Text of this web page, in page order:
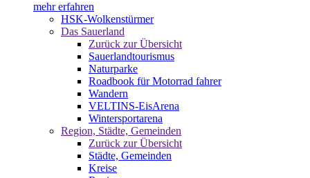
mehr erfahren
HSK-Wolkenstürmer
Das Sauerland
Zurück zur Übersicht
Sauerlandtourismus
Naturparke
Roadbook für Motorrad fahrer
Wandern
VELTINS-EisArena
Wintersportarena
Region, Städte, Gemeinden
Zurück zur Übersicht
Städte, Gemeinden
Kreise